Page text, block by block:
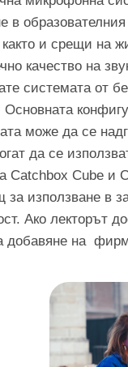
в
както и срещи на
качество на
системата от
може да се
да се
Catchbox Cube и
използване в
Ако лекторът
добавяне на